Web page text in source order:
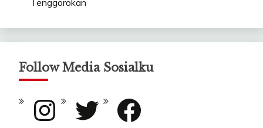
Follow Media Sosialku
Instagram Twitter Facebook